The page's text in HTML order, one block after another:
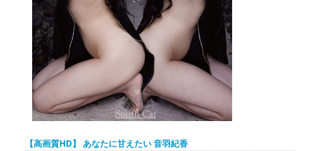
【高画質HD】 あなたに甘えたい 音羽紀香